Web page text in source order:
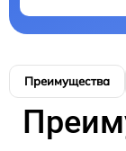
Преимущества